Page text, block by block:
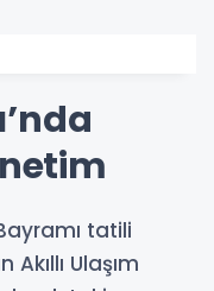
tatili
Ulaşım